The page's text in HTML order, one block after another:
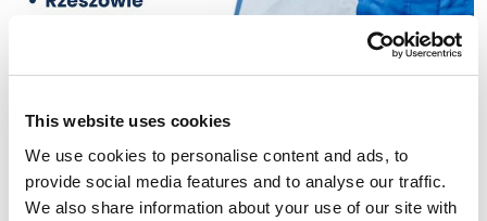
This website uses cookies
We use cookies to personalise content and ads, to
provide social media features and to analyse our traffic.
We also share information about your use of our site with
Rezerwacje online –